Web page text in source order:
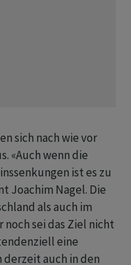
sich nach wie vor
«Auch wenn die
ist es zu
Joachim Nagel. Die
als auch im
noch sei das Ziel nicht
eine
derzeit auch in den